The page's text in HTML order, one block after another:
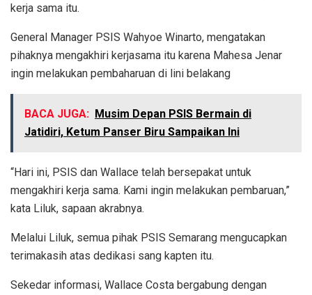
kerja sama itu.
General Manager PSIS Wahyoe Winarto, mengatakan
pihaknya mengakhiri kerjasama itu karena Mahesa Jenar
ingin melakukan pembaharuan di lini belakang
BACA JUGA: Musim Depan PSIS Bermain di
Jatidiri, Ketum Panser Biru Sampaikan Ini
“Hari ini, PSIS dan Wallace telah bersepakat untuk
mengakhiri kerja sama. Kami ingin melakukan pembaruan,”
kata Liluk, sapaan akrabnya.
Melalui Liluk, semua pihak PSIS Semarang mengucapkan
terimakasih atas dedikasi sang kapten itu.
Sekedar informasi, Wallace Costa bergabung dengan